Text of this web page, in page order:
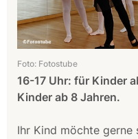
Foto: Fotostube
16-17 Uhr: für Kinder
Kinder ab 8 Jahren.
Ihr Kind möchte gerne